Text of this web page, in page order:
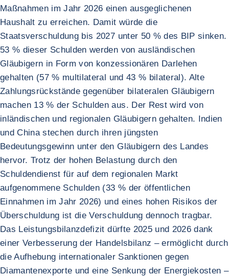
Maßnahmen im Jahr 2026 einen ausgeglichenen
Haushalt zu erreichen. Damit würde die
Staatsverschuldung bis 2027 unter 50 % des BIP sinken.
53 % dieser Schulden werden von ausländischen
Gläubigern in Form von konzessionären Darlehen
gehalten (57 % multilateral und 43 % bilateral). Alte
Zahlungsrückstände gegenüber bilateralen Gläubigern
machen 13 % der Schulden aus. Der Rest wird von
inländischen und regionalen Gläubigern gehalten. Indien
und China stechen durch ihren jüngsten
Bedeutungsgewinn unter den Gläubigern des Landes
hervor. Trotz der hohen Belastung durch den
Schuldendienst für auf dem regionalen Markt
aufgenommene Schulden (33 % der öffentlichen
Einnahmen im Jahr 2026) und eines hohen Risikos der
Überschuldung ist die Verschuldung dennoch tragbar.
Das Leistungsbilanzdefizit dürfte 2025 und 2026 dank
einer Verbesserung der Handelsbilanz – ermöglicht durch
die Aufhebung internationaler Sanktionen gegen
Diamantenexporte und eine Senkung der Energiekosten –